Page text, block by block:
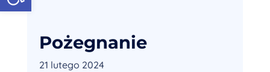
Pożegnanie
21 lutego 2024